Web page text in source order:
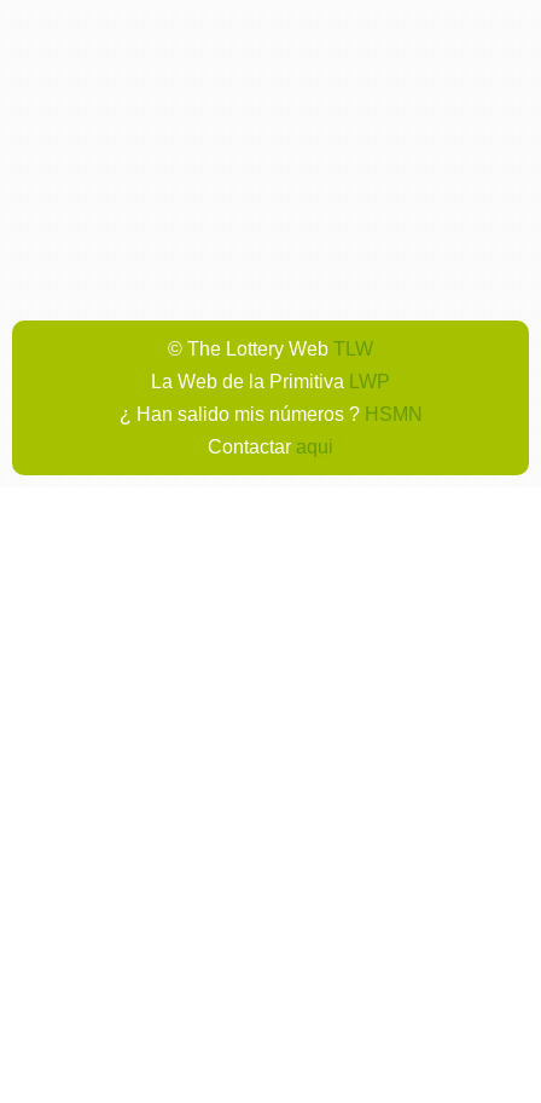
© The Lottery Web TLW
La Web de la Primitiva LWP
¿ Han salido mis números ? HSMN
Contactar aqui